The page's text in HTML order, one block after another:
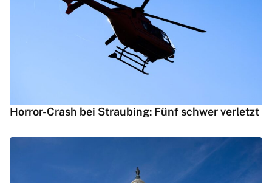
Horror-Crash bei Straubing: Fünf schwer verletzt